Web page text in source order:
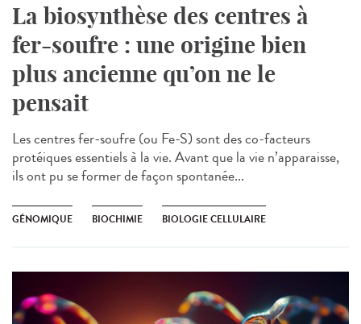
La biosynthèse des centres à
fer-soufre : une origine bien
plus ancienne qu’on ne le
pensait
Les centres fer-soufre (ou Fe-S) sont des co-facteurs
protéiques essentiels à la vie. Avant que la vie n’apparaisse,
ils ont pu se former de façon spontanée...
GÉNOMIQUE BIOCHIMIE BIOLOGIE CELLULAIRE